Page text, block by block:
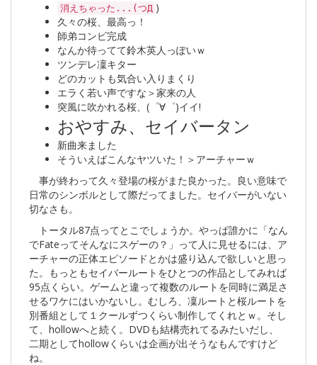
消えちゃった...(つД )
久々の桜、最高っ！
師弟コンビ完成
なんか待ってて鈴木英人っぽいｗ
ツンデレ凜キター
どのカットも気合い入りまくり
エラく若い声ですな＞家来の人
突風に吹かれる桜、(゜∀゜)イイ!
おやすみ、セイバータン
新曲来ました
そういえばこんなヤツいた！＞アーチャーｗ
事が終わって久々登場の桜がまた良かった。良い意味で
日常のシンボルとして際だってました。セイバーがいない
切なさも。
トータル87点ってとこでしょうか。やっぱ誰かに「なん
でFateってそんなにスゲーの？」って人に見せるには、ア
ーチャーの正体エピソードとかは盛り込んで欲しいと思っ
た。もっともセイバールートをひとつの作品としてみれば
95点くらい。ゲームと違って複数のルートを同時に満足さ
せるワケにはいかないし。むしろ、凜ルートと桜ルートを
別番組として１クールずつくらい制作してくれとｗ。そし
て、hollowへと続く。DVDも結構売れてるみたいだし、
二期としてhollowくらいは企画が出そうなもんですけど
ね。